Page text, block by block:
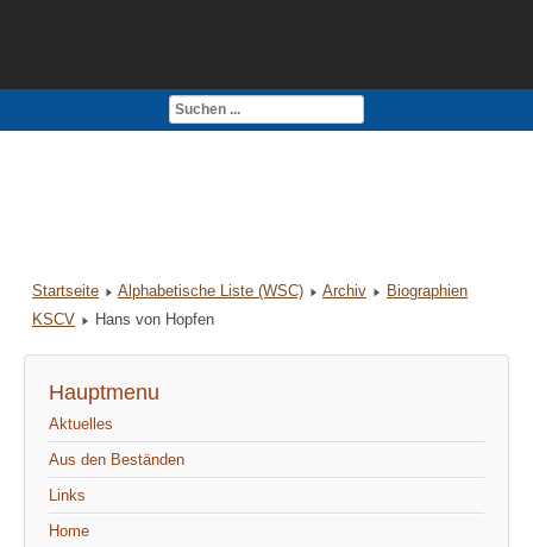
Impressum
Startseite Alphabetische Liste (WSC) Archiv
Biographien
KSCV
Hans von Hopfen
Hauptmenu
Aktuelles
Aus den Beständen
Links
Home